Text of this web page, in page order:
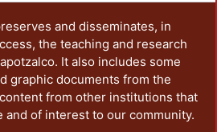
similares. En este trabajo se
actividad antibacteriana,
y coagulante del veneno crudo
mediante ensayos in vitro. Se
concentración de 40 μg/μl de
en el veneno. El veneno crudo
and disseminates, in
the teaching and research
It also includes some
graphic documents from the
from other institutions that
and of interest to our community.